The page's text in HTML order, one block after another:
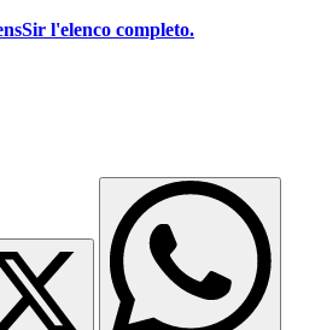
l'elenco completo.